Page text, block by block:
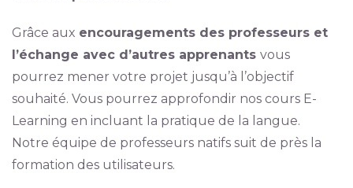
Grâce aux encouragements des professeurs et
l’échange avec d’autres apprenants vous
pourrez mener votre projet jusqu’à l’objectif
souhaité. Vous pourrez approfondir nos cours E-
Learning en incluant la pratique de la langue.
Notre équipe de professeurs natifs suit de près la
formation des utilisateurs.